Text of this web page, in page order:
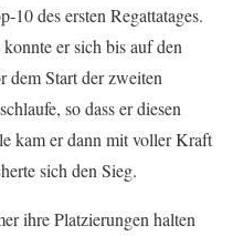
des ersten Regattatages.
er sich bis auf den
dem Start der zweiten
so dass er diesen
kam er dann mit voller Kraft
sich den Sieg.
ihre Platzierungen halten